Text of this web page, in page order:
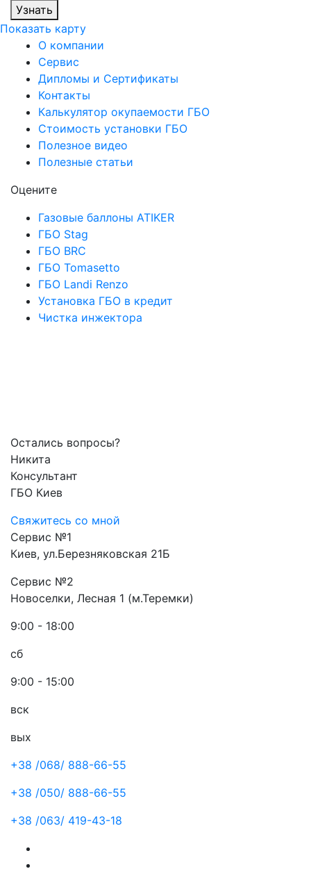
Узнать
Показать карту
О компании
Сервис
Дипломы и Сертификаты
Контакты
Калькулятор окупаемости ГБО
Стоимость установки ГБО
Полезное видео
Полезные статьи
Оцените
Газовые баллоны ATIKER
ГБО Stag
ГБО BRC
ГБО Tomasetto
ГБО Landi Renzo
Установка ГБО в кредит
Чистка инжектора
Остались вопросы?
Никита
Консультант
ГБО Киев
Свяжитесь со мной
Сервис №1
Киев, ул.Березняковская 21Б
Сервис №2
Новоселки, Лесная 1 (м.Теремки)
9:00 - 18:00
сб
9:00 - 15:00
вск
вых
+38 /068/ 888-66-55
+38 /050/ 888-66-55
+38 /063/ 419-43-18